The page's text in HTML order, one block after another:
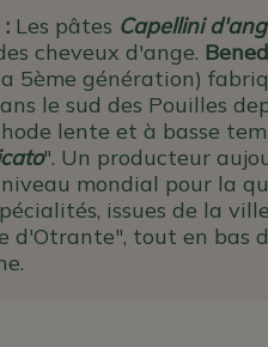
Les pâtes Capellini
cheveux d'ange.
5ème génération)
le sud des Pouilles
lente et à basse
". Un producteur
niveau mondial pour la
issues de la
d'Otrante", tout en bas